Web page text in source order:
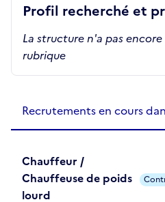
Profil recherché et
La structure n'a pas
rubrique
Recrutements en cours
Chauffeur /
Chauffeuse de poids
lourd